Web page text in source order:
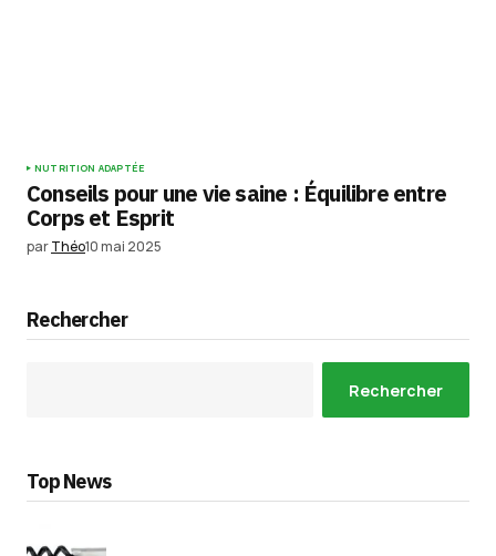
NUTRITION ADAPTÉE
Conseils pour une vie saine : Équilibre entre
Corps et Esprit
parThéo10 mai 2025
Rechercher
Rechercher
Top News